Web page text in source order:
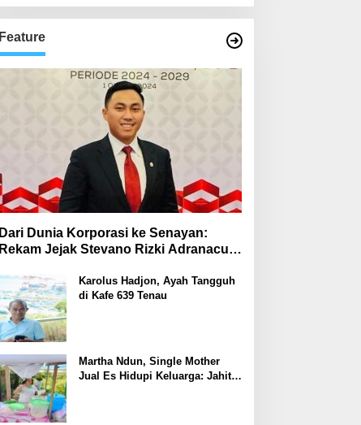
Feature
Dari Dunia Korporasi ke Senayan:
Rekam Jejak Stevano Rizki Adranacus
Karolus Hadjon, Ayah Tangguh
di Kafe 639 Tenau
Martha Ndun, Single Mother
Jual Es Hidupi Keluarga: Jahit